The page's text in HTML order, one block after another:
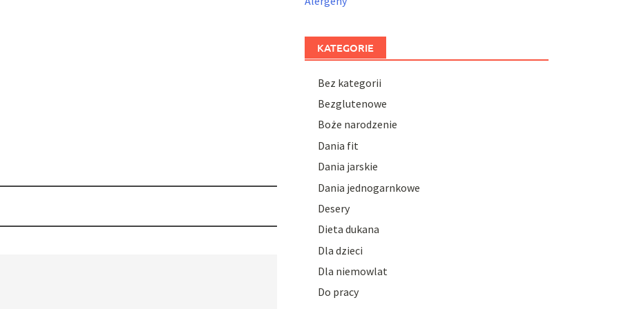
KATEGORIE
Bez kategorii
Bezglutenowe
Boże narodzenie
Dania fit
Dania jarskie
Dania jednogarnkowe
Desery
Dieta dukana
Dla dzieci
Dla niemowlat
Do pracy